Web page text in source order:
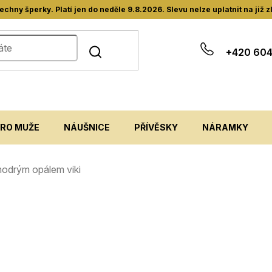
šperky. Platí jen do neděle 9.8.2026. Slevu nelze uplatnit na již
+420
MUŽE NÁUŠNICE PŘÍVĚSKY NÁRAMKY
opálem viki